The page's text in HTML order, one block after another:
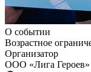
О событии
Возрастное
Организатор
ООО «Лига Героев»